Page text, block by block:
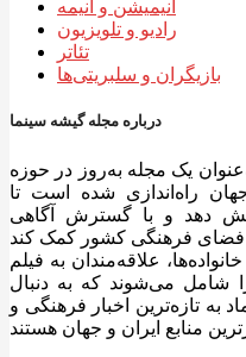
انیمیشن و انیمه
رادیو و تلویزیون
تئاتر
بازیگران و سلبریتی‌ها
درباره مجله گیشه سینما
یک مجله به‌روز در حوزه
راه‌اندازی شده است تا
دهد و با گسترش آگاهی
علاقه‌مندان به فیلم
شامل می‌شوند که به دنبال
به تازه‌ترین اخبار فرهنگی و